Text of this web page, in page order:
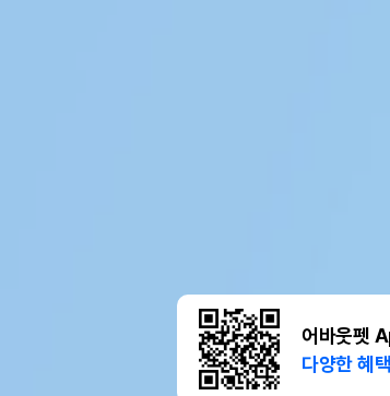
어바웃펫
다양한 혜택